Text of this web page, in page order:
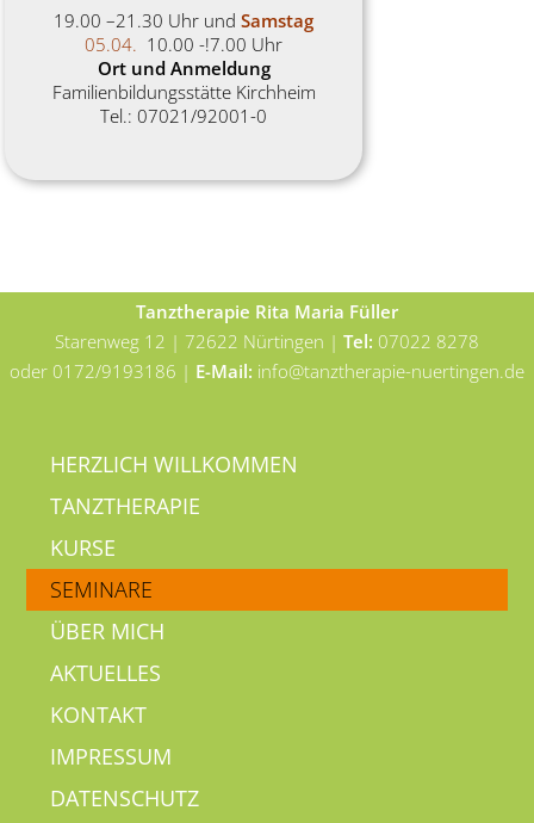
19.00 –21.30 Uhr und Samstag
05.04. 10.00 -!7.00 Uhr
Ort und Anmeldung
Familienbildungsstätte Kirchheim
Tel.: 07021/92001-0
Tanztherapie Rita Maria Füller
Starenweg 12 | 72622 Nürtingen | Tel: 07022 8278
oder 0172/9193186 | E-Mail: info@tanztherapie-nuertingen.de
HERZLICH WILLKOMMEN
TANZTHERAPIE
KURSE
SEMINARE
ÜBER MICH
AKTUELLES
KONTAKT
IMPRESSUM
DATENSCHUTZ